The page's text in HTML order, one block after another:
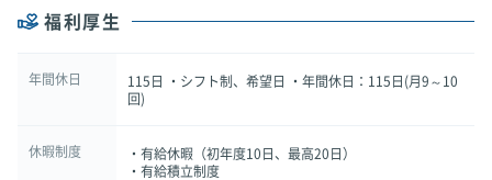
福利厚生
年間休日
115日 ・シフト制、希望日 ・年間休日：115日(月9～10
回)
休暇制度
・有給休暇（初年度10日、最高20日）
・有給積立制度